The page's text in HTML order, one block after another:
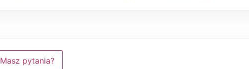
Masz pytania?